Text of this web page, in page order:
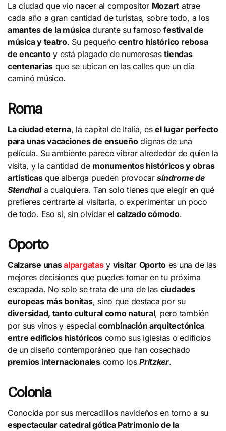
La ciudad que vio nacer al compositor Mozart atrae
cada año a gran cantidad de turistas, sobre todo, a los
amantes de la músicadurante su famosofestival de
música y teatro. Su pequeñocentro histórico rebosa
de encantoy está plagado de numerosastiendas
centenarias que se ubican en las calles que un día
caminó músico.
Roma
La ciudad eterna, la capital de Italia, esel lugar perfecto
para unas vacaciones de ensueñodignas de una
película. Su ambiente parece vibrar alrededor de quien la
visita, y la cantidad de monumentos históricos y obras
artísticasque alberga pueden provocarsíndrome de
Stendhala cualquiera. Tan solo tienes que elegir en qué
prefieres centrarte al visitarla, o experimentar un poco
de todo. Eso sí, sin olvidar elcalzado cómodo.
Oporto
Calzarse unasalpargatasy visitar Oporto es una de las
mejores decisiones que puedes tomar en tu próxima
escapada. No solo se trata de una de las ciudades
europeas más bonitas, sino que destaca por su
diversidad, tanto cultural como natural, pero también
por sus vinos y especialcombinación arquitectónica
entre edificios históricoscomo sus iglesias o edificios
de un diseño contemporáneo que han cosechado
premios internacionalescomo losPritzker.
Colonia
Conocida por sus mercadillos navideños en torno a su
espectacular catedral gótica Patrimonio de la